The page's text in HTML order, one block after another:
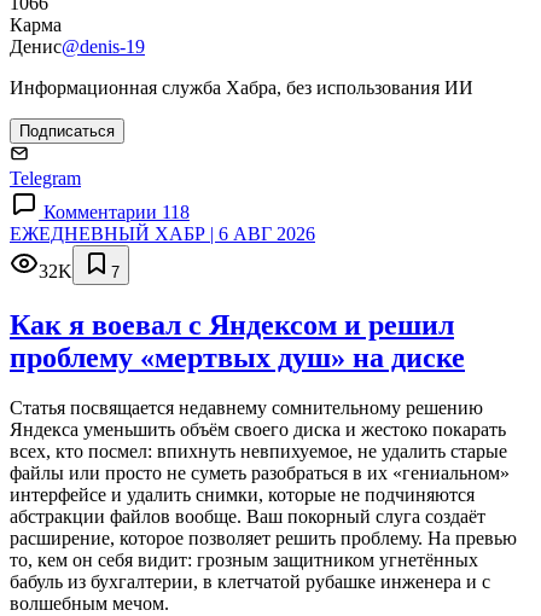
Карма
Денис@denis-19
Информационная служба Хабра, без использования ИИ
Подписаться
Telegram
Комментарии 118
ЕЖЕДНЕВНЫЙ ХАБР | 6 АВГ 2026
32K
7
Как я воевал с Яндексом и решил
проблему «мертвых душ» на диске
Статья посвящается недавнему сомнительному решению
Яндекса уменьшить объём своего диска и жестоко покарать
всех, кто посмел: впихнуть невпихуемое, не удалить старые
файлы или просто не суметь разобраться в их «гениальном»
интерфейсе и удалить снимки, которые не подчиняются
абстракции файлов вообще. Ваш покорный слуга создаёт
расширение, которое позволяет решить проблему. На превью
то, кем он себя видит: грозным защитником угнетённых
бабуль из бухгалтерии, в клетчатой рубашке инженера и с
волшебным мечом.